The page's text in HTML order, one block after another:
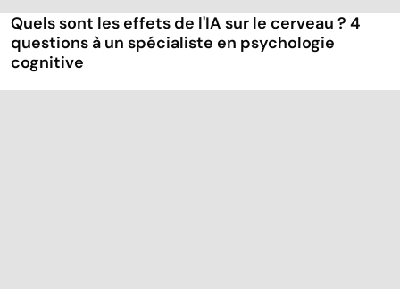
Quels sont les effets de l'IA sur le cerveau ? 4
questions à un spécialiste en psychologie
cognitive